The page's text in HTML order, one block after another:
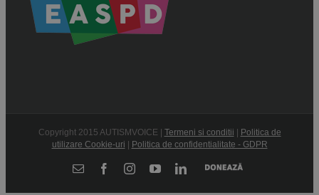
Copyright 2015 AUTISMVOICE | Termeni si conditii | Politica de
utilizare Cookie-uri | Politica de confidentialitate - GDPR
E-
FacebookInstagramYouTubeLinkedIn
Donează